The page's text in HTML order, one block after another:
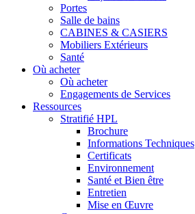
Portes
Salle de bains
CABINES & CASIERS
Mobiliers Extérieurs
Santé
Où acheter
Où acheter
Engagements de Services
Ressources
Stratifié HPL
Brochure
Informations Techniques
Certificats
Environnement
Santé et Bien être
Entretien
Mise en Œuvre